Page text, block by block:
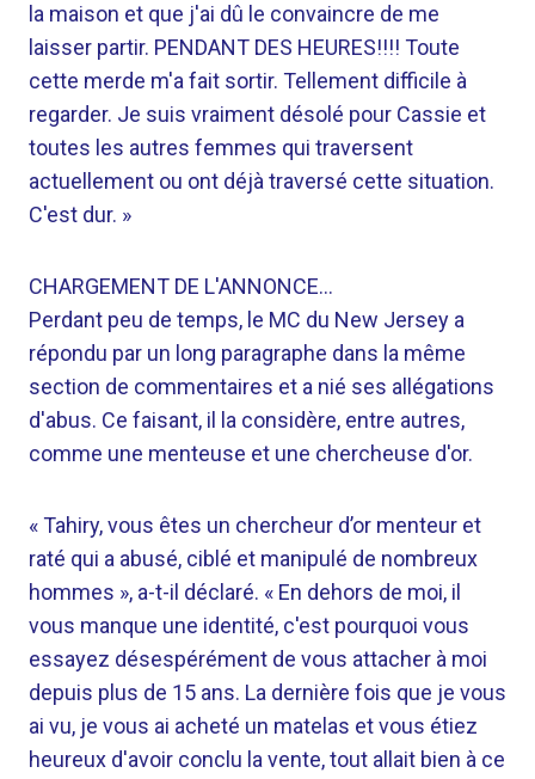
la maison et que j'ai dû le convaincre de me
laisser partir. PENDANT DES HEURES!!!! Toute
cette merde m'a fait sortir. Tellement difficile à
regarder. Je suis vraiment désolé pour Cassie et
toutes les autres femmes qui traversent
actuellement ou ont déjà traversé cette situation.
C'est dur. »
CHARGEMENT DE L'ANNONCE…
Perdant peu de temps, le MC du New Jersey a
répondu par un long paragraphe dans la même
section de commentaires et a nié ses allégations
d'abus. Ce faisant, il la considère, entre autres,
comme une menteuse et une chercheuse d'or.
« Tahiry, vous êtes un chercheur d’or menteur et
raté qui a abusé, ciblé et manipulé de nombreux
hommes », a-t-il déclaré. « En dehors de moi, il
vous manque une identité, c'est pourquoi vous
essayez désespérément de vous attacher à moi
depuis plus de 15 ans. La dernière fois que je vous
ai vu, je vous ai acheté un matelas et vous étiez
heureux d'avoir conclu la vente, tout allait bien à ce